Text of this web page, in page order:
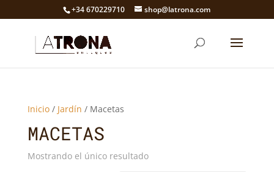
+34 670229710 shop@latrona.com
Inicio/ Jardín / Macetas
MACETAS
Mostrando el único resultado